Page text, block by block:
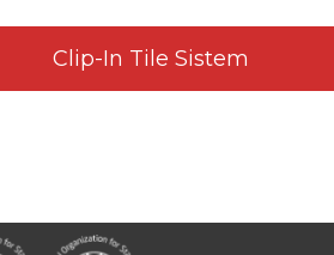
Clip-In Tile Sistem